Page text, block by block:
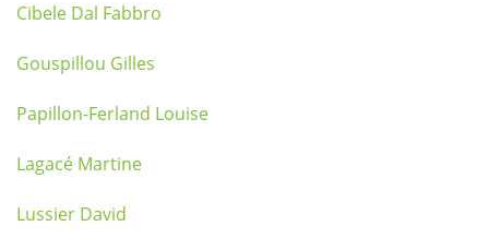
Cibele Dal Fabbro
Gouspillou Gilles
Papillon-Ferland Louise
Lagacé Martine
Lussier David